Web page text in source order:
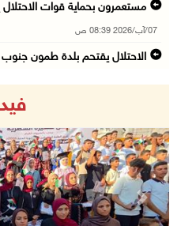
مستعمرون بحماية قوات
07/آب/2026 08:39 ص
الاحتلال يقتحم بلدة طمون
محافظة القدس: انسحاب قوات
07/آب/2026 08:23 ص
الطقس: أجواء صافية صيفية
07/آب/2026 08:15 ص
تواصل انتهاكات الاحتلال
Next